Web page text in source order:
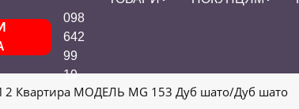
098
642
99
19
2 Квартира МОДЕЛЬ MG 153 Дуб шато/Дуб шато